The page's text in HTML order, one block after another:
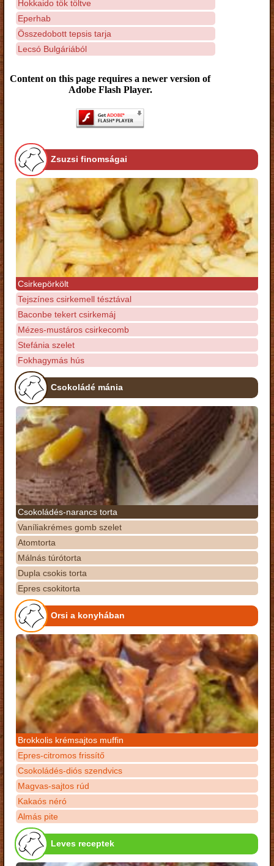
Hokkaido tök töltve
Eperhab
Összedobott tepsis tarja
Lecsó Bulgáriából
Content on this page requires a newer version of
Adobe Flash Player.
Zsuzsi finomságai
Csirkepörkölt
Tejszínes csirkemell tésztával
Baconbe tekert csirkemáj
Mézes-mustáros csirkecomb
Stefánia szelet
Fokhagymás hús
Csokoládé mánia
Csokoládés-narancs torta
Vaníliakrémes gomb szelet
Atomtorta
Málnás túrótorta
Dupla csokis torta
Epres csokitorta
Orsi a konyhában
Brokkolis krémsajtos muffin
Epres-citromos frissítő
Csokoládés-diós szendvics
Magvas-sajtos rúd
Kakaós néró
Almás pite
Leves receptek